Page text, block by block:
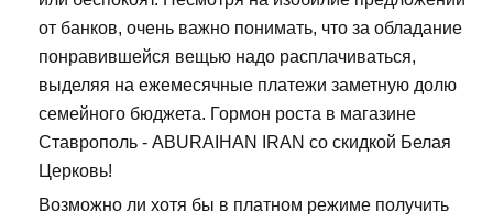
от банков, очень важно понимать, что за обладание
понравившейся вещью надо расплачиваться,
выделяя на ежемесячные платежи заметную долю
семейного бюджета. Гормон роста в магазине
Ставрополь - ABURAIHAN IRAN со скидкой Белая
Церковь!
Возможно ли хотя бы в платном режиме получить